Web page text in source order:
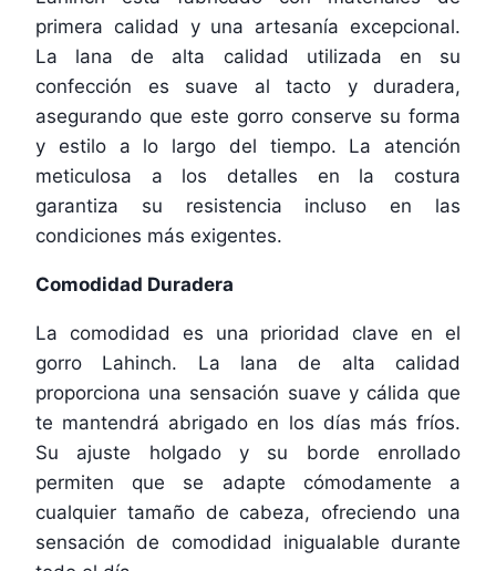
primera calidad y una artesanía excepcional.
La lana de alta calidad utilizada en su
confección es suave al tacto y duradera,
asegurando que este gorro conserve su forma
y estilo a lo largo del tiempo. La atención
meticulosa a los detalles en la costura
garantiza su resistencia incluso en las
condiciones más exigentes.
Comodidad Duradera
La comodidad es una prioridad clave en el
gorro Lahinch. La lana de alta calidad
proporciona una sensación suave y cálida que
te mantendrá abrigado en los días más fríos.
Su ajuste holgado y su borde enrollado
permiten que se adapte cómodamente a
cualquier tamaño de cabeza, ofreciendo una
sensación de comodidad inigualable durante